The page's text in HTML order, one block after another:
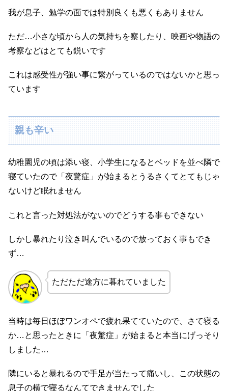
我が息子、勉学の面では特別良くも悪くもありません
ただ…小さな頃から人の気持ちを察したり、映画や物語の
考察などはとても鋭いです
これは感受性が強い事に繋がっているのではないかと思っ
ています
親も辛い
幼稚園児の頃は添い寝、小学生になるとベッドを並べ隣で
寝ていたので「夜驚症」が始まるとうるさくてとてもじゃ
ないけど眠れません
これと言った対処法がないのでどうする事もできない
しかし暴れたり泣き叫んでいるので放っておく事もでき
ず…
ただただ途方に暮れていました
当時は毎日ほぼワンオペで疲れ果てていたので、さて寝る
か…と思ったときに「夜驚症」が始まると本当にげっそり
しました…
隣にいると暴れるので手足が当たって痛いし、この状態の
息子の横で寝るなんてできませんでした